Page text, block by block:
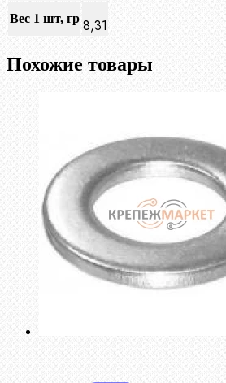
Вес 1 шт, гр 8,31
Похожие товары